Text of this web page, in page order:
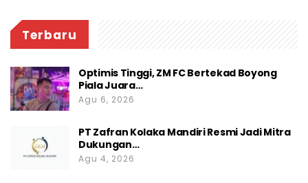
Terbaru
Optimis Tinggi, ZM FC Bertekad Boyong
Piala Juara…
Agu 6, 2026
PT Zafran Kolaka Mandiri Resmi Jadi Mitra
Dukungan…
Agu 4, 2026